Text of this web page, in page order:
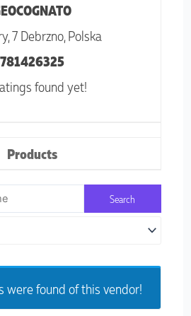
7 Debrzno, Polska
781426325
found yet!
Products
were found of this vendor!